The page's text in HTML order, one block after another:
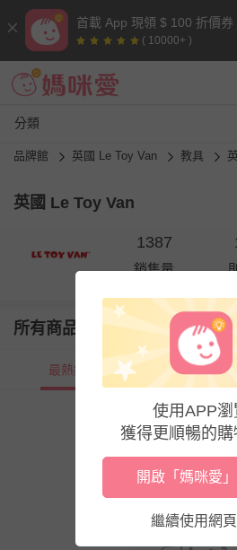
首載 App 現領 $ 100 折價券
( 10000+ )
分類
品牌館 英國 Le Toy Van 教具
英國 Le Toy Van
1387
銷售量
所有商品
最熱銷 新上市
使用APP瀏
獲得更順暢的購
開啟「媽咪愛
繼續使用網